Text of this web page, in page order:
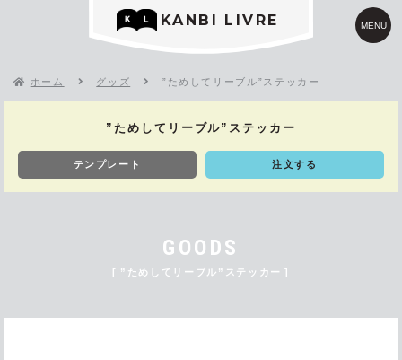
KANBI LIVRE MENU
GOODS
”ためしてリーブル”ステッカー
”ためしてリーブル”ステッカー
テンプレート 注文する
ホーム グッズ ”ためしてリーブル”ステッカー